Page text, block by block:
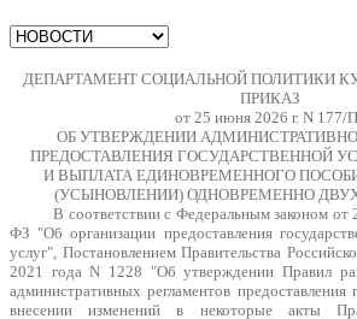
ДЕПАРТАМЕНТ СОЦИАЛЬНОЙ ПОЛИТИКИ
ПРИКАЗ
от 25 июня 2026 г. N 177/
ОБ УТВЕРЖДЕНИИ
ПРЕДОСТАВЛЕНИЯ ГОСУДАРСТВЕННОЙ
И ВЫПЛАТА ЕДИНОВРЕМЕННОГО
(УСЫНОВЛЕНИИ) ОДНОВРЕМЕННО
В соответствии с Федеральным законом
ФЗ "Об организации предоставления
услуг", Постановлением Правительства
2021 года N 1228 "Об утверждении Правил
административных регламентов предоставления
внесении изменений в некоторые акты